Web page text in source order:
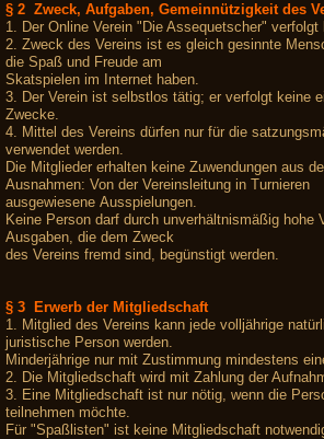
§ 2 Zweck, Aufgaben, Gemeinnützigkeit des
1. Der Online Verein "Die Assequetscher"
2. Zweck des Vereins ist es gleich gesinnte
die Spaß und Freude am
Skatspielen im Internet haben.
3. Der Verein ist selbstlos tätig; er verfolgt keine
Zwecke.
4. Mittel des Vereins dürfen nur für die
verwendet werden.
Die Mitglieder erhalten keine Zuwendungen aus
Ausnahmen: Von der Vereinsleitung in Turnieren
ausgewiesene Ausspielungen.
Keine Person darf durch unverhältnismäßig hohe
Ausgaben, die dem Zweck
des Vereins fremd sind, begünstigt werden.
§ 3 Erwerb der Mitgliedschaft
1. Mitglied des Vereins kann jede volljährige
juristische Person werden.
Minderjährige nur mit Zustimmung mindestens
2. Die Mitgliedschaft wird mit Zahlung der
3. Eine Mitgliedschaft ist nur nötig, wenn die
teilnehmen möchte.
Für "Spaßlisten" ist keine Mitgliedschaft